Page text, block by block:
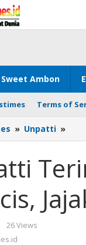
Sweet Ambon
Terms of
» Unpatti »
Jajaki
26 Views